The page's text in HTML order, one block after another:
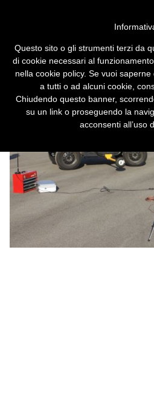
Non ha nemmeno la
differenziale.
Questo sito o gli strumenti terzi da
di cookie necessari al
nella cookie policy. Se vuoi
a tutti o ad alcuni cookie,
Chiudendo questo banner,
su un link o proseguendo la
acconsenti all’uso